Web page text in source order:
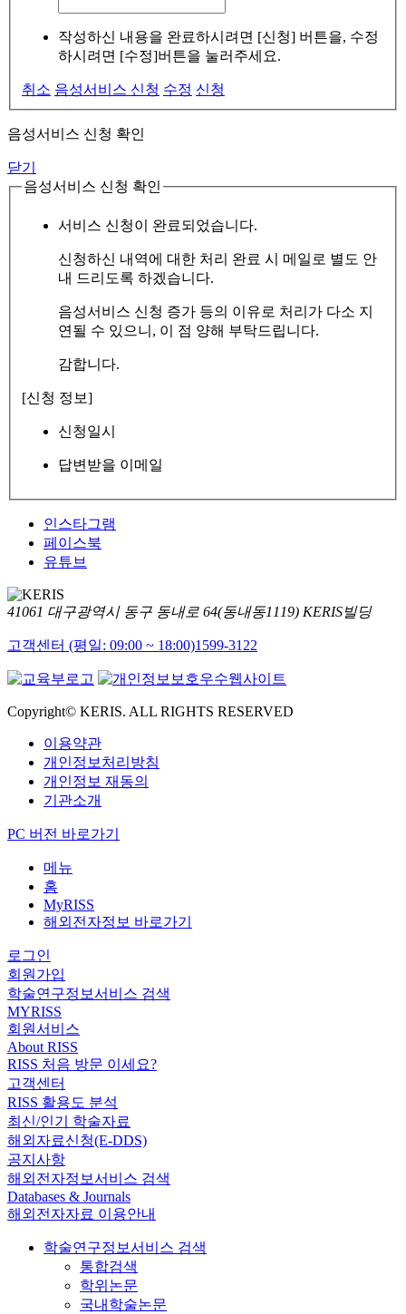
작성하신 내용을 완료하시려면 [신청] 버튼을, 수정
하시려면 [수정]버튼을 눌러주세요.
취소 음성서비스 신청 수정 신청
음성서비스 신청 확인
닫기
음성서비스 신청 확인
서비스 신청이 완료되었습니다.
신청하신 내역에 대한 처리 완료 시 메일로 별도 안
내 드리도록 하겠습니다.
음성서비스 신청 증가 등의 이유로 처리가 다소 지
연될 수 있으니, 이 점 양해 부탁드립니다.
감합니다.
[신청 정보]
신청일시
답변받을 이메일
인스타그램
페이스북
유튜브
41061 대구광역시 동구 동내로 64(동내동1119) KERIS빌딩
고객센터 (평일: 09:00 ~ 18:00)1599-3122
Copyright© KERIS. ALL RIGHTS RESERVED
이용약관
개인정보처리방침
개인정보 재동의
기관소개
PC 버전 바로가기
메뉴
홈
MyRISS
해외전자정보 바로가기
로그인
회원가입
학술연구정보서비스 검색
MYRISS
회원서비스
About RISS
RISS 처음 방문 이세요?
고객센터
RISS 활용도 분석
최신/인기 학술자료
해외자료신청(E-DDS)
공지사항
해외전자정보서비스 검색
Databases & Journals
해외전자자료 이용안내
학술연구정보서비스 검색
통합검색
학위논문
국내학술논문